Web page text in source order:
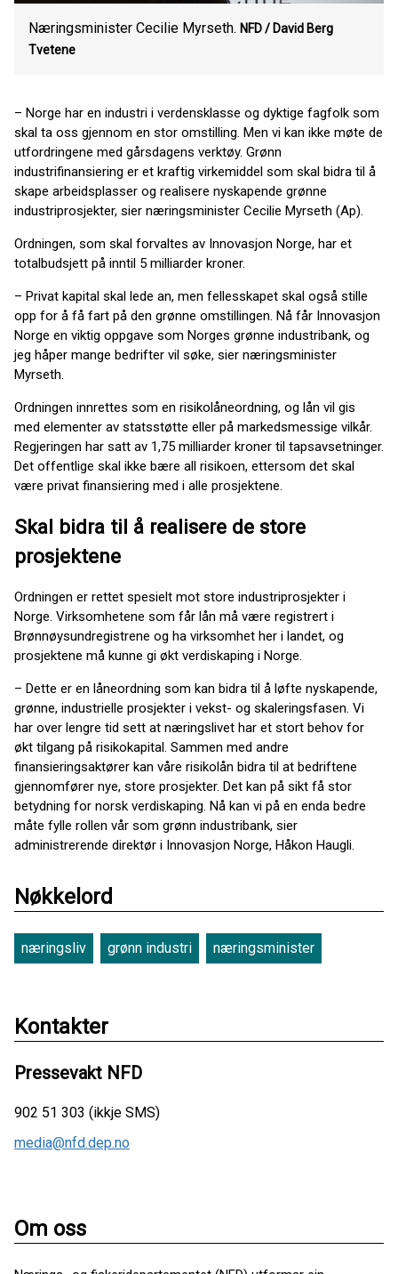
Næringsminister Cecilie Myrseth. NFD / David Berg
Tvetene
– Norge har en industri i verdensklasse og dyktige fagfolk som
skal ta oss gjennom en stor omstilling. Men vi kan ikke møte de
utfordringene med gårsdagens verktøy. Grønn
industrifinansiering er et kraftig virkemiddel som skal bidra til å
skape arbeidsplasser og realisere nyskapende grønne
industriprosjekter, sier næringsminister Cecilie Myrseth (Ap).
Ordningen, som skal forvaltes av Innovasjon Norge, har et
totalbudsjett på inntil 5 milliarder kroner.
– Privat kapital skal lede an, men fellesskapet skal også stille
opp for å få fart på den grønne omstillingen. Nå får Innovasjon
Norge en viktig oppgave som Norges grønne industribank, og
jeg håper mange bedrifter vil søke, sier næringsminister
Myrseth.
Ordningen innrettes som en risikolåneordning, og lån vil gis
med elementer av statsstøtte eller på markedsmessige vilkår.
Regjeringen har satt av 1,75 milliarder kroner til tapsavsetninger.
Det offentlige skal ikke bære all risikoen, ettersom det skal
være privat finansiering med i alle prosjektene.
Skal bidra til å realisere de store
prosjektene
Ordningen er rettet spesielt mot store industriprosjekter i
Norge. Virksomhetene som får lån må være registrert i
Brønnøysundregistrene og ha virksomhet her i landet, og
prosjektene må kunne gi økt verdiskaping i Norge.
– Dette er en låneordning som kan bidra til å løfte nyskapende,
grønne, industrielle prosjekter i vekst- og skaleringsfasen. Vi
har over lengre tid sett at næringslivet har et stort behov for
økt tilgang på risikokapital. Sammen med andre
finansieringsaktører kan våre risikolån bidra til at bedriftene
gjennomfører nye, store prosjekter. Det kan på sikt få stor
betydning for norsk verdiskaping. Nå kan vi på en enda bedre
måte fylle rollen vår som grønn industribank, sier
administrerende direktør i Innovasjon Norge, Håkon Haugli.
Nøkkelord
næringsliv grønn industri næringsminister
Kontakter
Pressevakt NFD
902 51 303 (ikkje SMS)
media@nfd.dep.no
Om oss